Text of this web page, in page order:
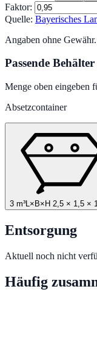
Faktor:
Quelle: Bayerisches
Angaben ohne
Passende Behälter
Menge oben eingeben
Absetzcontainer
3 m³L×B×H 2,5 × 1,5 ×
Entsorgung
Aktuell noch nicht
Häufig